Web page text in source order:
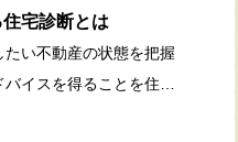
宅診断とは
い不動産の状態を把握
イスを得ることを住…